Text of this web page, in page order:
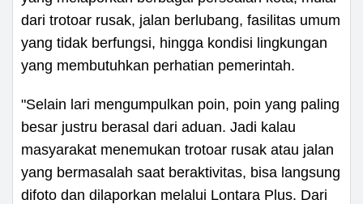
dari trotoar rusak, jalan berlubang, fasilitas umum
yang tidak berfungsi, hingga kondisi lingkungan
yang membutuhkan perhatian pemerintah.
"Selain lari mengumpulkan poin, poin yang paling
besar justru berasal dari aduan. Jadi kalau
masyarakat menemukan trotoar rusak atau jalan
yang bermasalah saat beraktivitas, bisa langsung
difoto dan dilaporkan melalui Lontara Plus. Dari